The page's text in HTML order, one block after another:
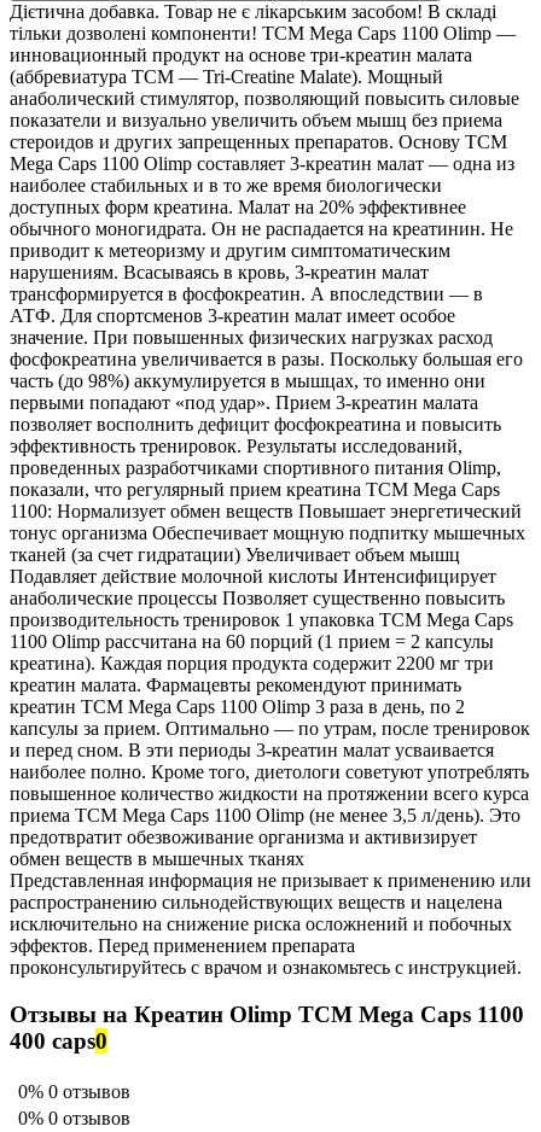
Дієтична добавка. Товар не є лікарським засобом! В складі
тільки дозволені компоненти! TCM Mega Caps 1100 Olimp —
инновационный продукт на основе три-креатин малата
(аббревиатура ТСМ — Tri-Creatine Malate). Мощный
анаболический стимулятор, позволяющий повысить силовые
показатели и визуально увеличить объем мышц без приема
стероидов и других запрещенных препаратов. Основу TCM
Mega Caps 1100 Olimp составляет 3-креатин малат — одна из
наиболее стабильных и в то же время биологически
доступных форм креатина. Малат на 20% эффективнее
обычного моногидрата. Он не распадается на креатинин. Не
приводит к метеоризму и другим симптоматическим
нарушениям. Всасываясь в кровь, 3-креатин малат
трансформируется в фосфокреатин. А впоследствии — в
АТФ. Для спортсменов 3-креатин малат имеет особое
значение. При повышенных физических нагрузках расход
фосфокреатина увеличивается в разы. Поскольку большая его
часть (до 98%) аккумулируется в мышцах, то именно они
первыми попадают «под удар». Прием 3-креатин малата
позволяет восполнить дефицит фосфокреатина и повысить
эффективность тренировок. Результаты исследований,
проведенных разработчиками спортивного питания Olimp,
показали, что регулярный прием креатина TCM Mega Caps
1100: Нормализует обмен веществ Повышает энергетический
тонус организма Обеспечивает мощную подпитку мышечных
тканей (за счет гидратации) Увеличивает объем мышц
Подавляет действие молочной кислоты Интенсифицирует
анаболические процессы Позволяет существенно повысить
производительность тренировок 1 упаковка TCM Mega Caps
1100 Olimp рассчитана на 60 порций (1 прием = 2 капсулы
креатина). Каждая порция продукта содержит 2200 мг три
креатин малата. Фармацевты рекомендуют принимать
креатин TCM Mega Caps 1100 Olimp 3 раза в день, по 2
капсулы за прием. Оптимально — по утрам, после тренировок
и перед сном. В эти периоды 3-креатин малат усваивается
наиболее полно. Кроме того, диетологи советуют употреблять
повышенное количество жидкости на протяжении всего курса
приема TCM Mega Caps 1100 Olimp (не менее 3,5 л/день). Это
предотвратит обезвоживание организма и активизирует
обмен веществ в мышечных тканях
Представленная информация не призывает к применению или
распространению сильнодействующих веществ и нацелена
исключительно на снижение риска осложнений и побочных
эффектов. Перед применением препарата
проконсультируйтесь с врачом и ознакомьтесь с инструкцией.
Отзывы на Креатин Olimp TCM Mega Caps 1100
400 caps0
0% 0 отзывов
0% 0 отзывов